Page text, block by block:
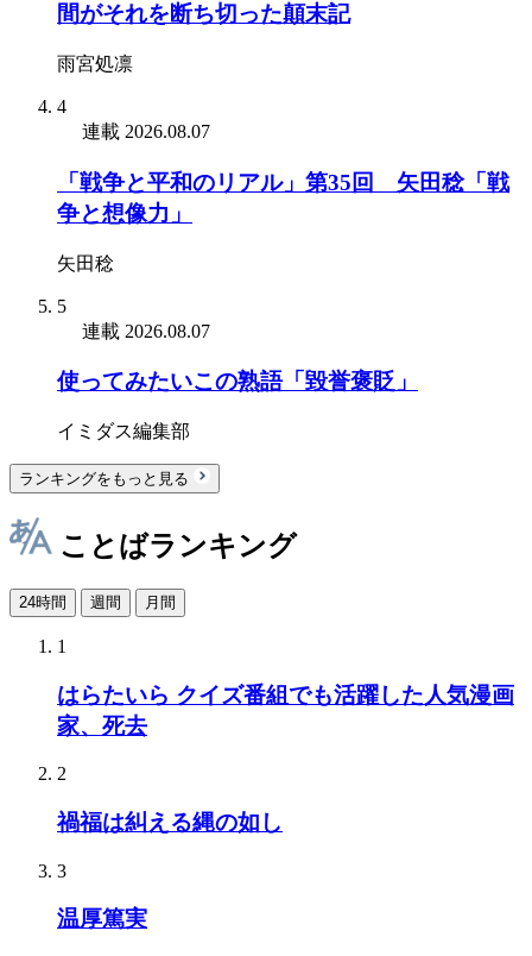
間がそれを断ち切った顛末記
雨宮処凛
4
連載 2026.08.07
「戦争と平和のリアル」第35回 矢田稔「戦
争と想像力」
矢田稔
5
連載 2026.08.07
使ってみたいこの熟語「毀誉褒貶」
イミダス編集部
ランキングをもっと見る
ことばランキング
24時間 週間 月間
1
はらたいら クイズ番組でも活躍した人気漫画
家、死去
2
禍福は糾える縄の如し
3
温厚篤実